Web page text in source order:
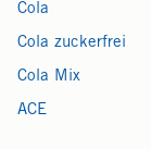
Cola
Cola zuckerfrei
Cola Mix
ACE